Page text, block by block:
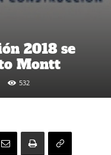
2018 se
Montt
532